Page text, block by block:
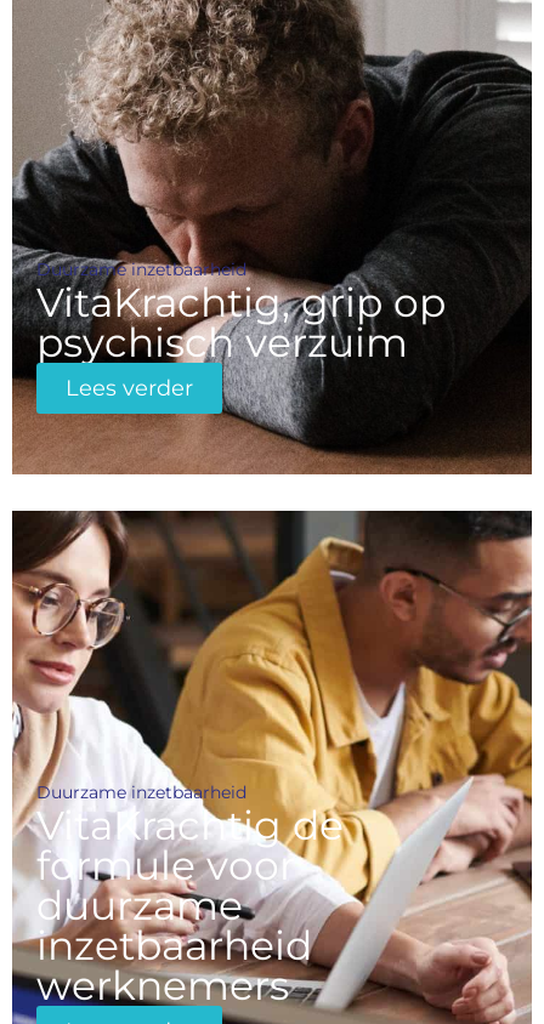
Duurzame inzetbaarheid
VitaKrachtig, grip op
psychisch verzuim
Lees verder
Duurzame inzetbaarheid
VitaKrachtig de
formule voor
duurzame
inzetbaarheid
werknemers